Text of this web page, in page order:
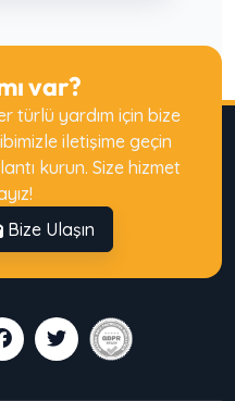
var?
türlü yardım için bize
iletişime geçin
kurun. Size hizmet
Bize Ulaşın